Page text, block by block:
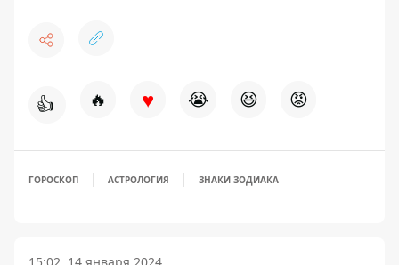
👍 🔥 ♥ 😭 😆 😡
ГОРОСКОП АСТРОЛОГИЯ ЗНАКИ ЗОДИАКА